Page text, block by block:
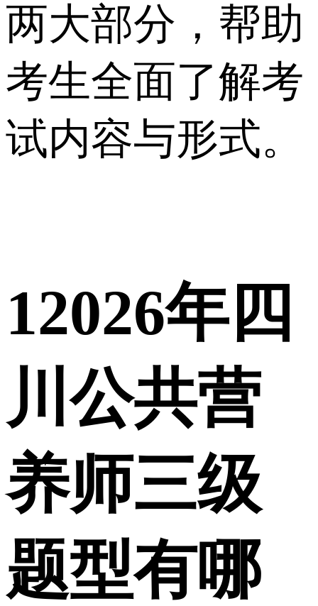
两大部分，帮助
考生全面了解考
试内容与形式。
12026年四
川公共营
养师三级
题型有哪